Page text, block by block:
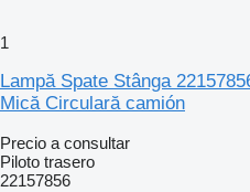
1
Lampă Spate Stânga
Mică Circulară camión
Precio a consultar
Piloto trasero
22157856